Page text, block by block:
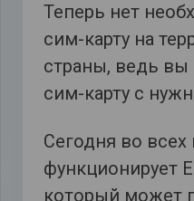
Теперь нет
сим-карту на
страны, ведь вы
сим-карту с
Сегодня во всех
функционирует
который может